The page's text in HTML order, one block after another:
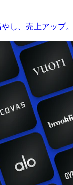
し、売上アップ。